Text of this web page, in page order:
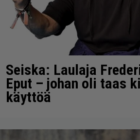
Seiska: Laulaja
Eput – johan oli taas
käyttöä